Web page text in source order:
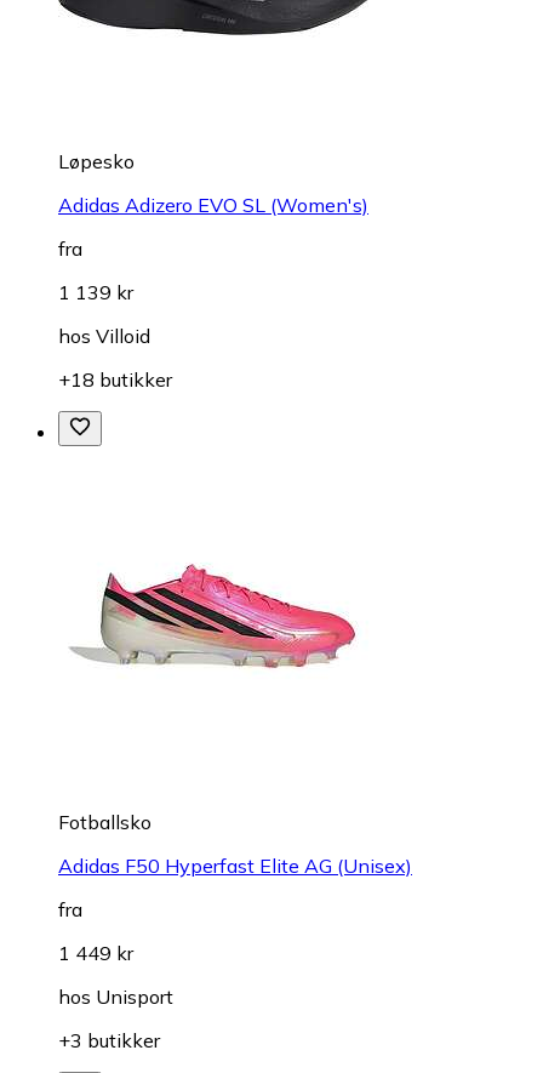
Løpesko
Adidas Adizero EVO SL (Women's)
fra
1 139 kr
hos Villoid
+18 butikker
Fotballsko
Adidas F50 Hyperfast Elite AG (Unisex)
fra
1 449 kr
hos Unisport
+3 butikker